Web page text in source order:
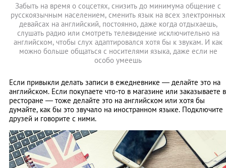
Забыть на время о соцсетях, снизить до минимума общение с
русскоязычным населением, сменить язык на всех электронных
девайсах на английский, постоянно, даже когда отдыхаешь,
слушать радио или смотреть телевидение исключительно на
английском, чтобы слух адаптировался хотя бы к звукам. И как
можно больше общаться с носителями языка, даже если не
особо умеешь
Если привыкли делать записи в ежедневнике — делайте это на
английском. Если покупаете что-то в магазине или заказываете в
ресторане — тоже делайте это на английском или хотя бы
думайте, как бы это звучало на иностранном языке. Подключите
друзей и говорите с ними.